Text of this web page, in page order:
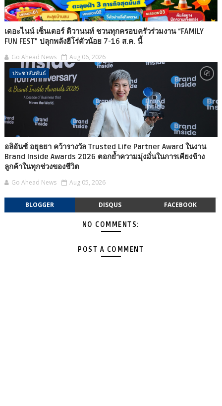
เดอะไนน์ เซ็นเตอร์ ติวานนท์ ชวนทุกครอบครัวร่วมงาน “FAMILY
FUN FEST” ปลุกพลังฮีโร่ตัวน้อย 7-16 ส.ค. นี้
Go Ahead News Aug 06, 2026
ประชาสัมพันธ์
อลิอันซ์ อยุธยา คว้ารางวัล Trusted Life Partner Award ในงาน
Brand Inside Awards 2026 ตอกย้ำความมุ่งมั่นในการเคียงข้าง
ลูกค้าในทุกช่วงของชีวิต
Go Ahead News Aug 05, 2026
BLOGGER DISQUS FACEBOOK
NO COMMENTS:
POST A COMMENT